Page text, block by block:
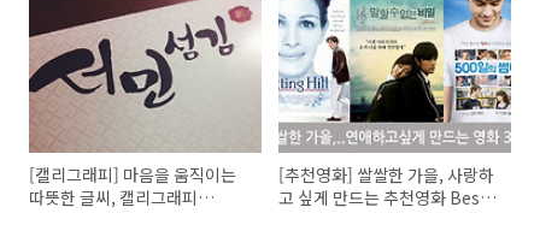
[캘리그래피] 마음을 움직이는
따뜻한 글씨, 캘리그래피
[추천영화] 쌀쌀한 가을, 사랑하
고 싶게 만드는 추천영화 Best